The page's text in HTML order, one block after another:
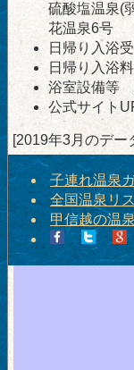
硫酸塩温泉(
花温泉6号
日帰り入浴
日帰り入浴
浴室設備等
公式サイト
[2019年3月のデー
子連れ温泉
全国温泉リ
甲信越の温